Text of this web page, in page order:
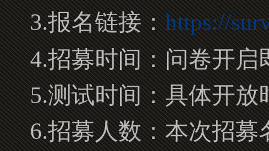
3.报名链接：https://
4.招募时间：问卷开
5.测试时间：具体开
6.招募人数：本次招